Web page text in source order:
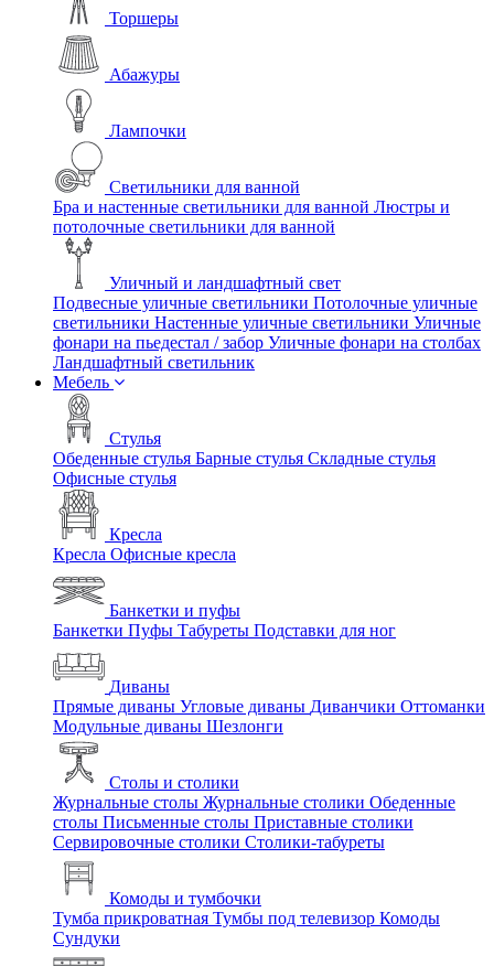
Торшеры
Абажуры
Лампочки
Светильники для ванной
Бра и настенные светильники для ванной Люстры и
потолочные светильники для ванной
Уличный и ландшафтный свет
Подвесные уличные светильники Потолочные уличные
светильники Настенные уличные светильники Уличные
фонари на пьедестал / забор Уличные фонари на столбах
Ландшафтный светильник
Мебель
Стулья
Обеденные стулья Барные стулья Складные стулья
Офисные стулья
Кресла
Кресла Офисные кресла
Банкетки и пуфы
Банкетки Пуфы Табуреты Подставки для ног
Диваны
Прямые диваны Угловые диваны Диванчики Оттоманки
Модульные диваны Шезлонги
Столы и столики
Журнальные столы Журнальные столики Обеденные
столы Письменные столы Приставные столики
Сервировочные столики Столики-табуреты
Комоды и тумбочки
Тумба прикроватная Тумбы под телевизор Комоды
Сундуки